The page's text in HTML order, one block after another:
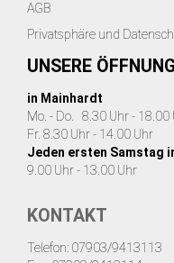
AGB
Privatsphäre und
UNSERE
in Mainhardt
Mo. - Do. 8.30 Uhr - 18.00
Fr. 8.30 Uhr - 14.00 Uhr
Jeden ersten Samstag
9.00 Uhr - 13.00 Uhr
KONTAKT
Telefon: 07903/9413113